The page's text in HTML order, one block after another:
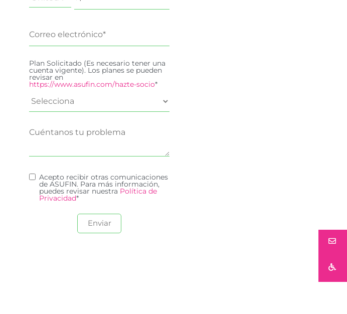
Plan Solicitado (Es necesario tener una
cuenta vigente). Los planes se pueden
revisar en
https://www.asufin.com/hazte-socio*
Acepto recibir otras comunicaciones
de ASUFIN. Para más información,
puedes revisar nuestra Política de
Privacidad*